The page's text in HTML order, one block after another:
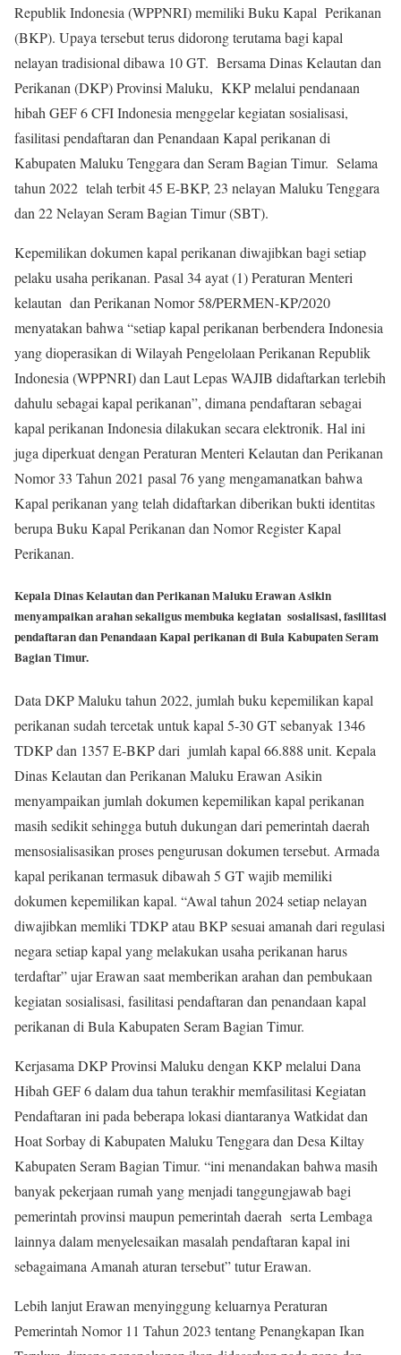
Republik Indonesia (WPPNRI) memiliki Buku Kapal Perikanan
(BKP). Upaya tersebut terus didorong terutama bagi kapal
nelayan tradisional dibawa 10 GT. Bersama Dinas Kelautan dan
Perikanan (DKP) Provinsi Maluku, KKP melalui pendanaan
hibah GEF 6 CFI Indonesia menggelar kegiatan sosialisasi,
fasilitasi pendaftaran dan Penandaan Kapal perikanan di
Kabupaten Maluku Tenggara dan Seram Bagian Timur. Selama
tahun 2022 telah terbit 45 E-BKP, 23 nelayan Maluku Tenggara
dan 22 Nelayan Seram Bagian Timur (SBT).
Kepemilikan dokumen kapal perikanan diwajibkan bagi setiap
pelaku usaha perikanan. Pasal 34 ayat (1) Peraturan Menteri
kelautan dan Perikanan Nomor 58/PERMEN-KP/2020
menyatakan bahwa “setiap kapal perikanan berbendera Indonesia
yang dioperasikan di Wilayah Pengelolaan Perikanan Republik
Indonesia (WPPNRI) dan Laut Lepas WAJIB didaftarkan terlebih
dahulu sebagai kapal perikanan”, dimana pendaftaran sebagai
kapal perikanan Indonesia dilakukan secara elektronik. Hal ini
juga diperkuat dengan Peraturan Menteri Kelautan dan Perikanan
Nomor 33 Tahun 2021 pasal 76 yang mengamanatkan bahwa
Kapal perikanan yang telah didaftarkan diberikan bukti identitas
berupa Buku Kapal Perikanan dan Nomor Register Kapal
Perikanan.
Kepala Dinas Kelautan dan Perikanan Maluku Erawan Asikin
menyampaikan arahan sekaligus membuka kegiatan sosialisasi, fasilitasi
pendaftaran dan Penandaan Kapal perikanan di Bula Kabupaten Seram
Bagian Timur.
Data DKP Maluku tahun 2022, jumlah buku kepemilikan kapal
perikanan sudah tercetak untuk kapal 5-30 GT sebanyak 1346
TDKP dan 1357 E-BKP dari jumlah kapal 66.888 unit. Kepala
Dinas Kelautan dan Perikanan Maluku Erawan Asikin
menyampaikan jumlah dokumen kepemilikan kapal perikanan
masih sedikit sehingga butuh dukungan dari pemerintah daerah
mensosialisasikan proses pengurusan dokumen tersebut. Armada
kapal perikanan termasuk dibawah 5 GT wajib memiliki
dokumen kepemilikan kapal. “Awal tahun 2024 setiap nelayan
diwajibkan memliki TDKP atau BKP sesuai amanah dari regulasi
negara setiap kapal yang melakukan usaha perikanan harus
terdaftar” ujar Erawan saat memberikan arahan dan pembukaan
kegiatan sosialisasi, fasilitasi pendaftaran dan penandaan kapal
perikanan di Bula Kabupaten Seram Bagian Timur.
Kerjasama DKP Provinsi Maluku dengan KKP melalui Dana
Hibah GEF 6 dalam dua tahun terakhir memfasilitasi Kegiatan
Pendaftaran ini pada beberapa lokasi diantaranya Watkidat dan
Hoat Sorbay di Kabupaten Maluku Tenggara dan Desa Kiltay
Kabupaten Seram Bagian Timur. “ini menandakan bahwa masih
banyak pekerjaan rumah yang menjadi tanggungjawab bagi
pemerintah provinsi maupun pemerintah daerah serta Lembaga
lainnya dalam menyelesaikan masalah pendaftaran kapal ini
sebagaimana Amanah aturan tersebut” tutur Erawan.
Lebih lanjut Erawan menyinggung keluarnya Peraturan
Pemerintah Nomor 11 Tahun 2023 tentang Penangkapan Ikan